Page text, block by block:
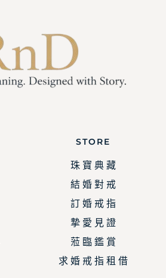
STORE
珠 寶 典 藏
結 婚 對 戒
訂 婚 戒 指
摯 愛 見 證
蒞 臨 鑑 賞
求 婚 戒 指 租 借